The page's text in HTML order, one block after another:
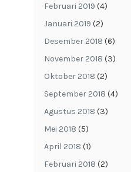
Februari 2019 (4)
Januari 2019 (2)
Desember 2018 (6)
November 2018 (3)
Oktober 2018 (2)
September 2018 (4)
Agustus 2018 (3)
Mei 2018 (5)
April 2018 (1)
Februari 2018 (2)